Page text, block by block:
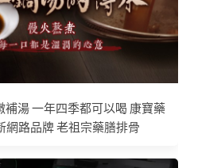
補湯 一年四季都可以喝 康寶藥
網路品牌 老祖宗藥膳排骨